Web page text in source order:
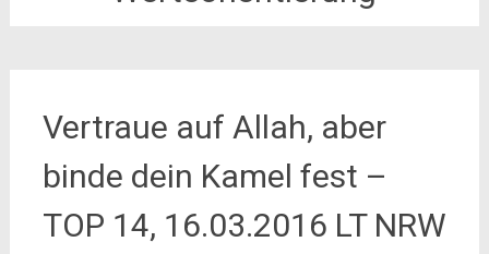
Vertraue auf Allah, aber
binde dein Kamel fest –
TOP 14, 16.03.2016 LT NRW